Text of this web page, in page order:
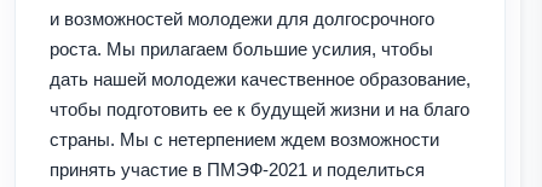
и возможностей молодежи для долгосрочного
роста. Мы прилагаем большие усилия, чтобы
дать нашей молодежи качественное образование,
чтобы подготовить ее к будущей жизни и на благо
страны. Мы с нетерпением ждем возможности
принять участие в ПМЭФ-2021 и поделиться